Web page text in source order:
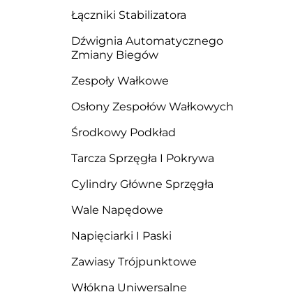
Łączniki Stabilizatora
Dźwignia Automatycznego
Zmiany Biegów
Zespoły Wałkowe
Osłony Zespołów Wałkowych
Środkowy Podkład
Tarcza Sprzęgła I Pokrywa
Cylindry Główne Sprzęgła
Wale Napędowe
Napięciarki I Paski
Zawiasy Trójpunktowe
Włókna Uniwersalne